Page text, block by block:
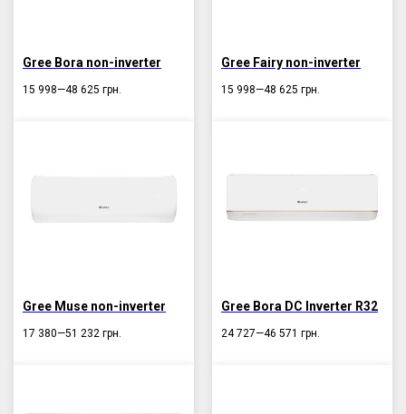
Gree Bora non-inverter
15 998—48 625 грн.
Gree Fairy non-inverter
15 998—48 625 грн.
Gree Muse non-inverter
17 380—51 232 грн.
Gree Bora DC Inverter R32
24 727—46 571 грн.